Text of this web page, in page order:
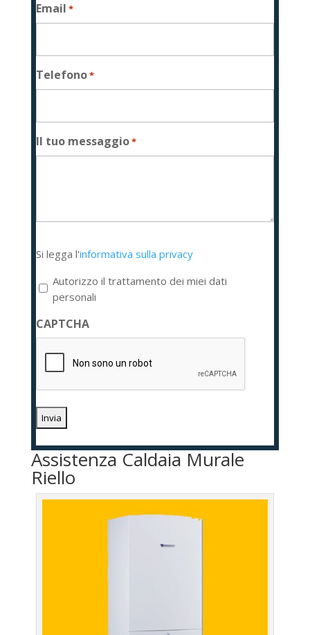
Email *
Telefono*
Il tuo messaggio*
legga
l'informativa
sulla
privacy
*
Si legga l'informativa sulla privacy
Autorizzo il trattamento dei miei dati
personali
CAPTCHA
Assistenza Caldaia Murale
Riello